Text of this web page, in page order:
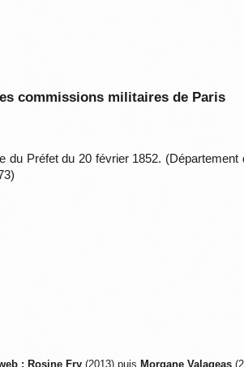
commissions militaires de Paris
du Préfet du 20 février 1852.
: Rosine Fry (2013) puis Morgane Valageas